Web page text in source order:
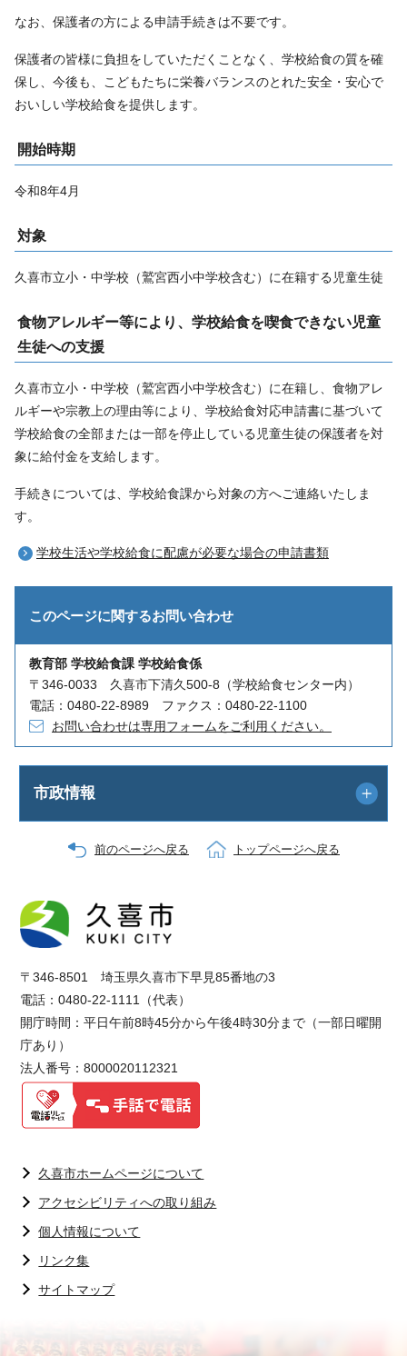
なお、保護者の方による申請手続きは不要です。
保護者の皆様に負担をしていただくことなく、学校給食の質を確
保し、今後も、こどもたちに栄養バランスのとれた安全・安心で
おいしい学校給食を提供します。
開始時期
令和8年4月
対象
久喜市立小・中学校（鷲宮西小中学校含む）に在籍する児童生徒
食物アレルギー等により、学校給食を喫食できない児童
生徒への支援
久喜市立小・中学校（鷲宮西小中学校含む）に在籍し、食物アレ
ルギーや宗教上の理由等により、学校給食対応申請書に基づいて
学校給食の全部または一部を停止している児童生徒の保護者を対
象に給付金を支給します。
手続きについては、学校給食課から対象の方へご連絡いたしま
す。
学校生活や学校給食に配慮が必要な場合の申請書類
このページに関するお問い合わせ
教育部 学校給食課 学校給食係
〒346-0033 久喜市下清久500-8（学校給食センター内）
電話：0480-22-8989 ファクス：0480-22-1100
お問い合わせは専用フォームをご利用ください。
市政情報
前のページへ戻る トップページへ戻る
〒346-8501 埼玉県久喜市下早見85番地の3
電話：0480-22-1111（代表）
開庁時間：平日午前8時45分から午後4時30分まで（一部日曜開
庁あり）
法人番号：8000020112321
久喜市ホームページについて
アクセシビリティへの取り組み
個人情報について
リンク集
サイトマップ